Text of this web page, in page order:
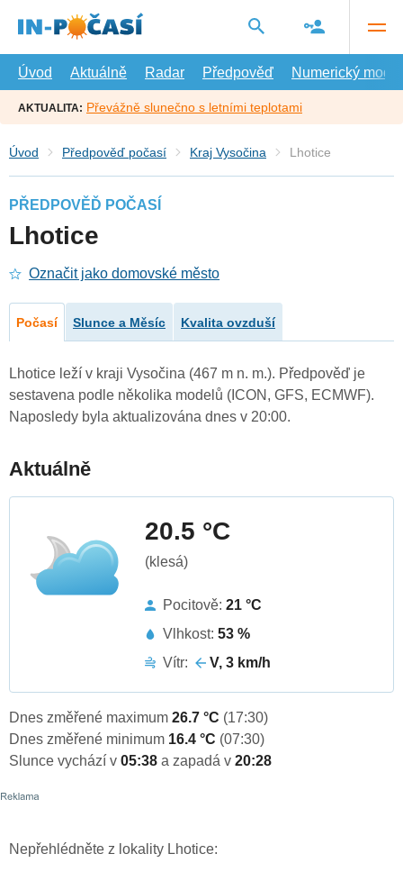
hlavní
Úvod
Aktuálně Radar Předpověď Numerický model
AKTUALITA: Převážně slunečno s letními teplotami
Úvod Předpověď počasí Kraj Vysočina Lhotice
PŘEDPOVĚĎ POČASÍ
Lhotice
Označit jako domovské město
Počasí Slunce a Měsíc Kvalita ovzduší
Lhotice leží v kraji Vysočina (467 m n. m.). Předpověď je
sestavena podle několika modelů (ICON, GFS, ECMWF).
Naposledy byla aktualizována dnes v 20:00.
Aktuálně
20.5 °C
(klesá)
Pocitově: 21 °C
Vlhkost: 53 %
Vítr:
V, 3 km/h
Dnes změřené maximum 26.7 °C (17:30)
Dnes změřené minimum 16.4 °C (07:30)
Slunce vychází v 05:38 a zapadá v 20:28
Nepřehlédněte z lokality Lhotice: